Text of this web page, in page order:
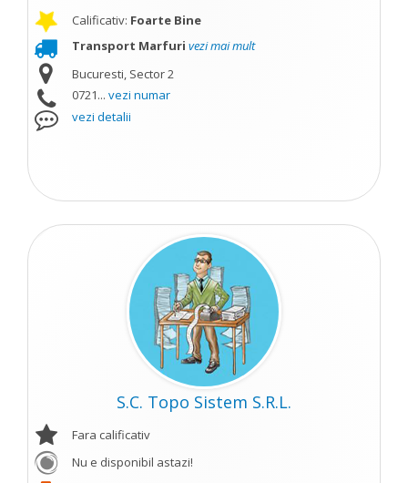
Calificativ: Foarte Bine
Transport Marfuri vezi mai mult
Bucuresti, Sector 2
0721... vezi numar
vezi detalii
S.C. Topo Sistem S.R.L.
Fara calificativ
Nu e disponibil astazi!